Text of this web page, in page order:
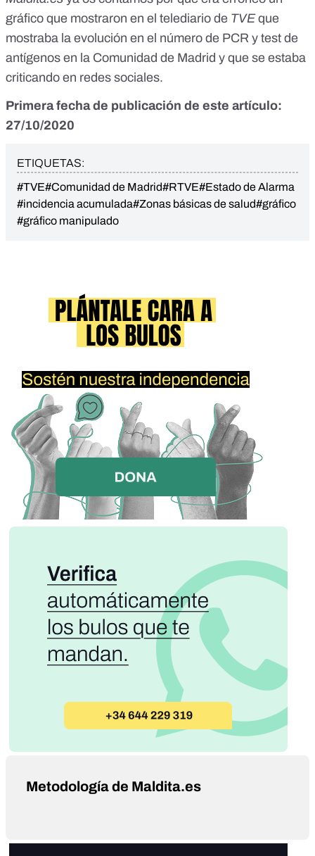
gráfico que mostraron en el telediario de TVEque
mostraba la evolución en el número de PCR y test de
antígenos en la Comunidad de Madrid y que se estaba
criticando en redes sociales.
Primera fecha de publicación de este artículo:
27/10/2020
ETIQUETAS:
#TVE#Comunidad de Madrid#RTVE#Estado de Alarma
#incidencia acumulada#Zonas básicas de salud#gráfico
#gráfico manipulado
Metodología de Maldita.es